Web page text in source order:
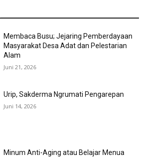
Membaca Busu; Jejaring Pemberdayaan
Masyarakat Desa Adat dan Pelestarian
Alam
Juni 21, 2026
Urip, Sakderma Ngrumati Pengarepan
Juni 14, 2026
Minum Anti-Aging atau Belajar Menua